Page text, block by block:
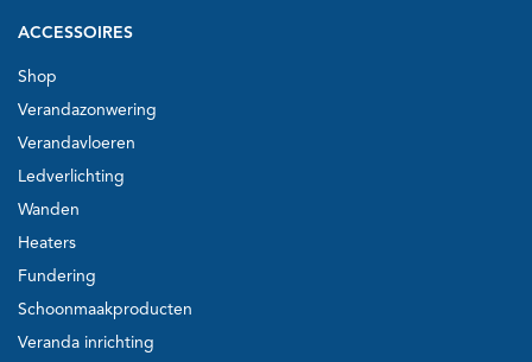
ACCESSOIRES
Shop
Verandazonwering
Verandavloeren
Ledverlichting
Wanden
Heaters
Fundering
Schoonmaakproducten
Veranda inrichting